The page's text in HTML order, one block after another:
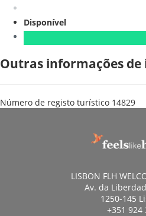
Disponível
Outras informações de
Número de registo turístico 14829
LISBON FLH
Av. da
1250-145
+351 924